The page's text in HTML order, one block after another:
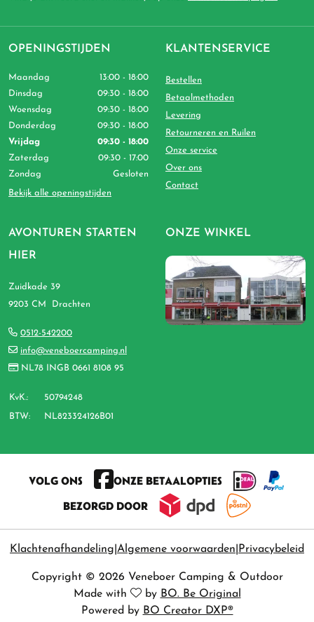
AVONTUREN STARTEN
HIER
Zuidkade 39
9203 CM Drachten
0512-542200
info@veneboercamping.nl
NL78 INGB 0661 8108 95
KvK.: 50794248
BTW: NL823324126B01
OPENINGSTIJDEN
Maandag
13:00 - 18:00
Dinsdag
09:30 - 18:00
Woensdag
09:30 - 18:00
Donderdag
09:30 - 18:00
Vrijdag
09:30 - 18:00
Zaterdag
09:30 - 17:00
Zondag
Gesloten
Bekijk alle openingstijden
KLANTENSERVICE
Bestellen
Betaalmethoden
Levering
Retourneren en Ruilen
Onze service
Over ons
Contact
ONZE WINKEL
VOLG ONS
ONZE BETAALOPTIES
BEZORGD DOOR
Klachtenafhandeling Algemene voorwaarden Privacybeleid
Copyright © 2026 Veneboer Camping & Outdoor
Made with
by BO. Be Original
Powered by BO Creator DXP®